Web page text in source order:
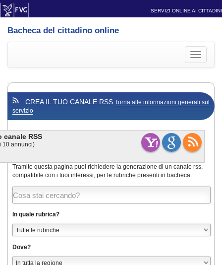
SERVIZI ONLINE AI CITTADINI
Bacheca del cittadino online
Toggle
CREA IL TUO CANALE RSS Torna alle informazioni generali sul
servizio
canale RSS
10 annunci)
Tramite questa pagina puoi richiedere la generazione di un canale rss,
compatibile con i tuoi interessi, per le rubriche presenti in bacheca.
In quale rubrica?
Dove?